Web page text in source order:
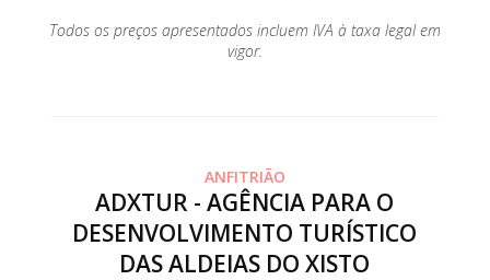
Todos os preços apresentados incluem IVA à taxa legal em
vigor.
ANFITRIÃO
ADXTUR - AGÊNCIA PARA O
DESENVOLVIMENTO TURÍSTICO
DAS ALDEIAS DO XISTO